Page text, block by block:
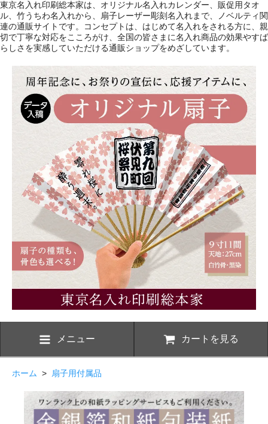
東京名入れ印刷総本家は、オリジナル名入れカレンダー、販促用タオ
ル、竹うちわ名入れから、扇子レーザー彫刻名入れまで、ノベルティ関
連の通販サイトです。コンセプトは、はじめて名入れをされる方に、親
切で丁寧な対応をこころがけ、全国の皆さまに名入れ商品の効果やすば
らしさを実感していただける通販ショップをめざしています。
メニュー カートを見る
ホーム > 扇子用付属品